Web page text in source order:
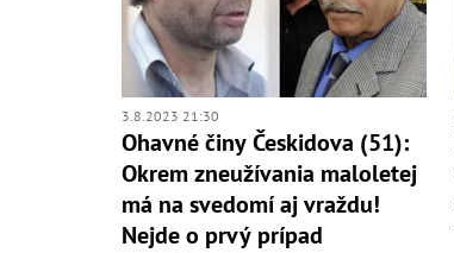
3.8.2023 21:30
Ohavné činy Českidova (51):
Okrem zneužívania maloletej
má na svedomí aj vraždu!
Nejde o prvý prípad